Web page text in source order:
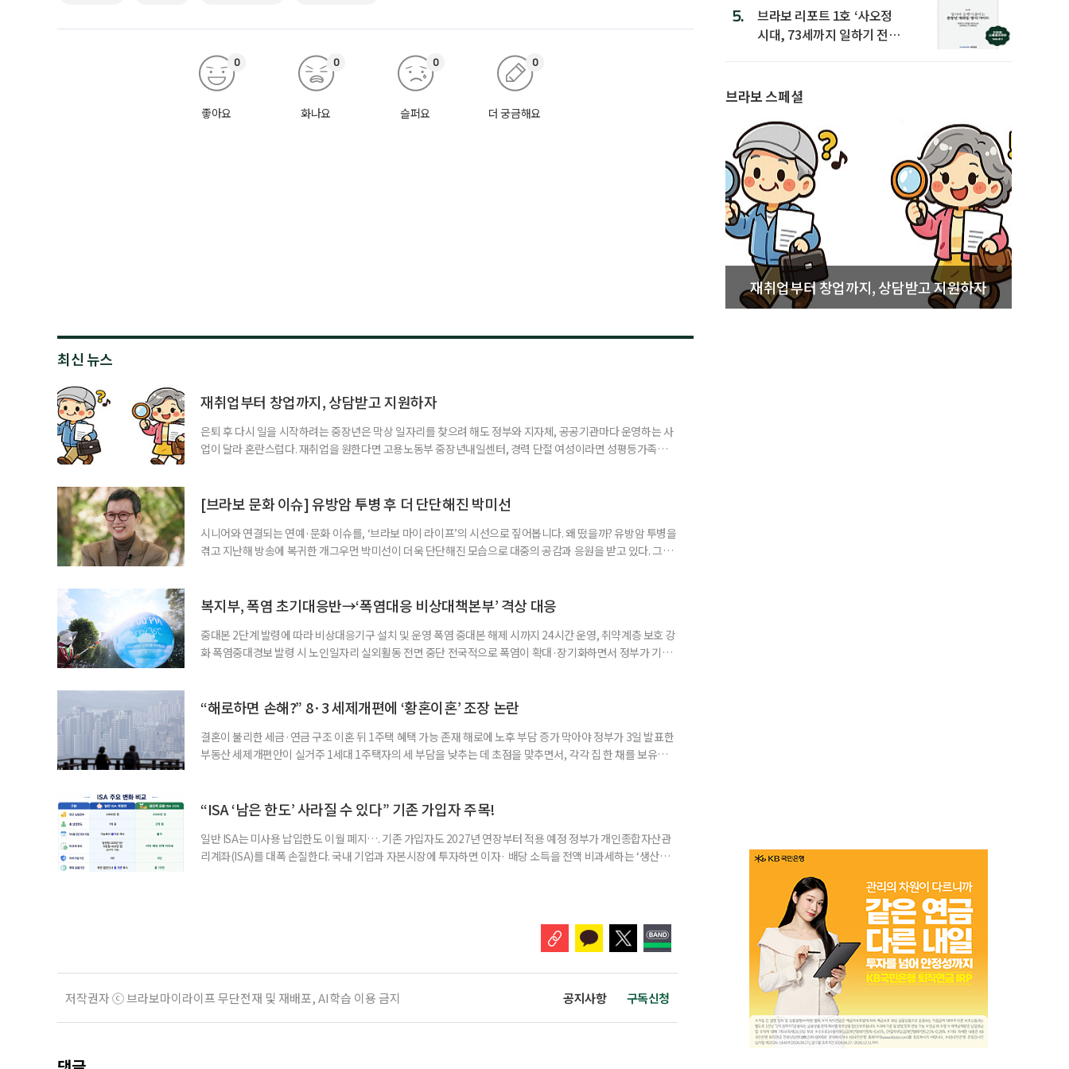
좋아요
0
화나요
0
슬퍼요
0
더 궁금해요
0
최신 뉴스
재취업부터 창업까지, 상담받고 지원하자
은퇴 후 다시 일을 시작하려는 중장년은 막상 일자리를 찾으려 해도 정부와 지자체, 공공기관마다 운영하는 사
업이 달라 혼란스럽다. 재취업을 원한다면 고용노동부 중장년내일센터, 경력 단절 여성이라면 성평등가족부
준비부터 구직 수당까지 고용노동부 국민취업지원제도 구직활동이 쉽지 않은 사람을 위한 제도다. 개인별 취
업 지원 계획을 세
[브라보 문화 이슈] 유방암 투병 후 더 단단해진 박미선
시니어와 연결되는 연예·문화 이슈를, ‘브라보 마이 라이프’의 시선으로 짚어봅니다. 왜 떴을까? 유방암 투병을
겪고 지난해 방송에 복귀한 개그우먼 박미선이 더욱 단단해진 모습으로 대중의 공감과 응원을 받고 있다. 그러
까. 오랜 방송 생활 뒤 전해진 투병 소식 박미선은 재치 있는 말솜씨와 공감 능력으로
복지부, 폭염 초기대응반→‘폭염대응 비상대책본부’ 격상 대응
중대본 2단계 발령에 따라 비상대응기구 설치 및 운영 폭염 중대본 해제 시까지 24시간 운영, 취약계층 보호 강
화 폭염중대경보 발령 시 노인일자리 실외활동 전면 중단 전국적으로 폭염이 확대·장기화하면서 정부가 기존
책본부(중대본) 2단계(심각)가 발령된 이후에도 폭염이 전국적으로 확대되고 장기화한 데 따른 것이다. 기존에
“해로하면 손해?” 8·3 세제개편에 ‘황혼이혼’ 조장 논란
결혼이 불리한 세금·연금 구조 이혼 뒤 1주택 혜택 가능 존재 해로에 노후 부담 증가 막아야 정부가 3일 발표한
부동산 세제개편안이 실거주 1세대 1주택자의 세 부담을 낮추는 데 초점을 맞추면서, 각각 집 한 채를 보유한
부가 각자 집 한 채씩을 보유하면 한 세대가 두 채를 가진 것으로 보지만, 실제 이혼해 주거와 생계를 분
“ISA ‘남은 한도’ 사라질 수 있다” 기존 가입자 주목!
일반 ISA는 미사용 납입한도 이월 폐지…. 기존 가입자도 2027년 연장부터 적용 예정 정부가 개인종합자산관
리계좌(ISA)를 대폭 손질한다. 국내 기업과 자본시장에 투자하면 이자· 배당 소득을 전액 비과세하는 ‘생산적
저작권자 ⓒ 브라보마이라이프 무단전재 및 재배포, AI학습 이용 금지 공지사항 구독신청
5.
브라보 리포트 1호 ‘사오정
시대, 73세까지 일하기 전략’
브라보 스페셜
재취업부터 창업까지, 상담받고 지원하자